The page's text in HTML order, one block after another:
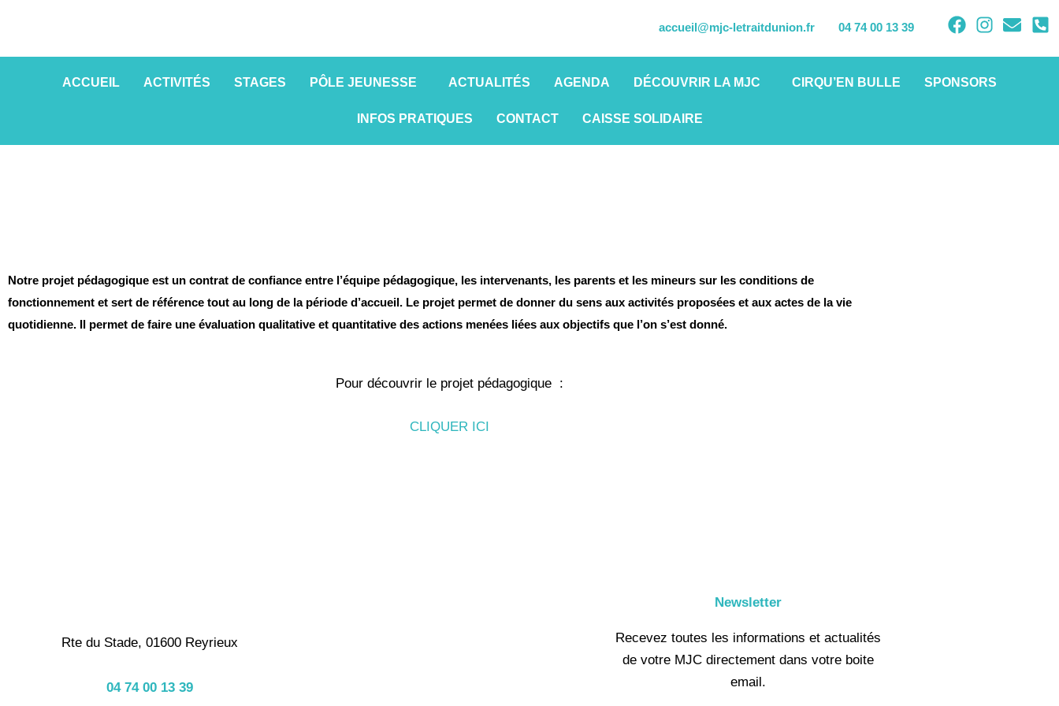
contenu
accueil@mjc-letraitdunion.fr 04 74 00 13 39
ACCUEIL ACTIVITÉS STAGES PÔLE JEUNESSE ACTUALITÉS AGENDA DÉCOUVRIR LA MJC CIRQU’EN BULLE SPONSORS
INFOS PRATIQUES CONTACT CAISSE SOLIDAIRE
Notre projet pédagogique est un contrat de confiance entre l’équipe pédagogique, les intervenants, les parents et les mineurs sur les conditions de
fonctionnement et sert de référence tout au long de la période d’accueil. Le projet permet de donner du sens aux activités proposées et aux actes de la vie
quotidienne. Il permet de faire une évaluation qualitative et quantitative des actions menées liées aux objectifs que l’on s’est donné.
Pour découvrir le projet pédagogique :
CLIQUER ICI
Rte du Stade, 01600 Reyrieux
04 74 00 13 39
Newsletter
Recevez toutes les informations et actualités
de votre MJC directement dans votre boite
email.